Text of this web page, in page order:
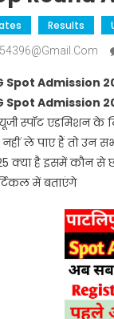
Results
Admission
Admission
स्पॉट एडमिशन के
ले पाए हैं तो उन
क्या है इसमें कौन
में बताएंगे